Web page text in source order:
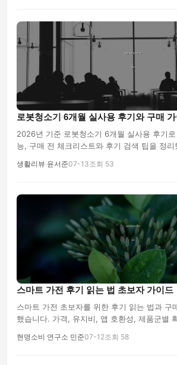
로봇청소기 6개월 실사용 후기와 구매
2026년 기준 로봇청소기 6개월 실사용 후기
능, 구매 전 체크리스트와 후기 검색 팁을 정리
생활리뷰 윤서준07-13조회 53
스마트 가전 후기 읽는 법 초보자 가이드
스마트 가전 초보자를 위한 후기 읽는 법과 구
했습니다. 가격, 유지비, 앱 호환성, 제품군별
현명소비 연구소 민준07-12조회 58